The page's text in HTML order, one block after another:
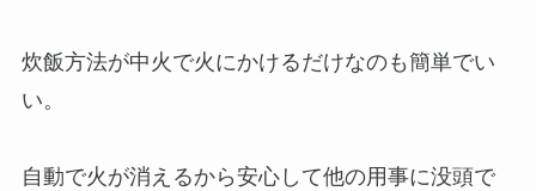
炊飯方法が中火で火にかけるだけなのも簡単でい
い。
自動で火が消えるから安心して他の用事に没頭で